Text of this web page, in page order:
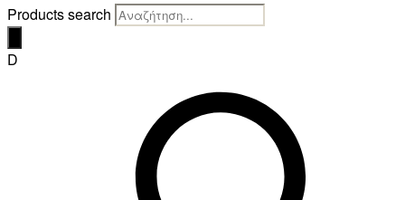
Products search
D